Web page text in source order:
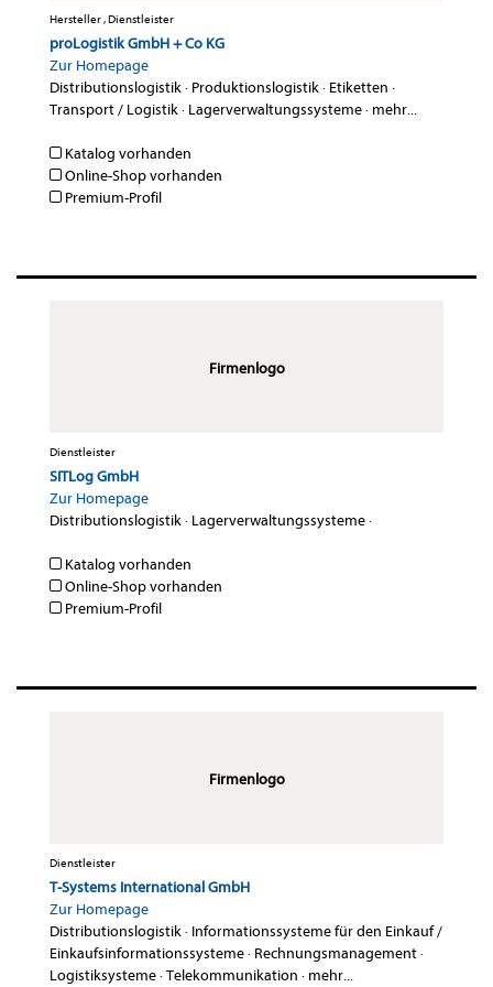
Hersteller , Dienstleister
proLogistik GmbH + Co KG
Zur Homepage
Distributionslogistik· Produktionslogistik· Etiketten ·
Transport / Logistik· Lagerverwaltungssysteme· mehr...
Katalog vorhanden
Online-Shop vorhanden
Premium-Profil
Firmenlogo
Dienstleister
SITLog GmbH
Zur Homepage
Distributionslogistik· Lagerverwaltungssysteme·
Katalog vorhanden
Online-Shop vorhanden
Premium-Profil
Firmenlogo
Dienstleister
T-Systems International GmbH
Zur Homepage
Distributionslogistik· Informationssysteme für den Einkauf /
Einkaufsinformationssysteme· Rechnungsmanagement·
Logistiksysteme·Telekommunikation · mehr...